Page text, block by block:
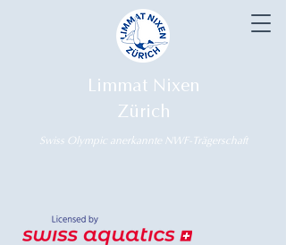
Limmat Nixen
Zürich
Swiss Olympic anerkannte NWF-Trägerschaft